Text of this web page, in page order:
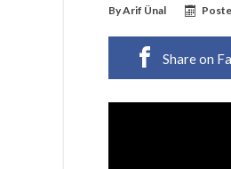
ByArif Ünal
Share on